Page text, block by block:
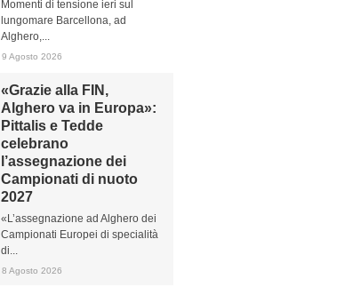
Momenti di tensione ieri sul
lungomare Barcellona, ad
Alghero,...
9 Agosto 2026
«Grazie alla FIN,
Alghero va in Europa»:
Pittalis e Tedde
celebrano
l’assegnazione dei
Campionati di nuoto
2027
«L’assegnazione ad Alghero dei
Campionati Europei di specialità
di...
8 Agosto 2026